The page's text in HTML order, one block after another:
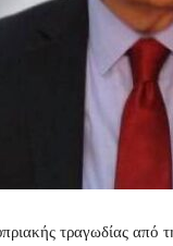
τραγωδίας